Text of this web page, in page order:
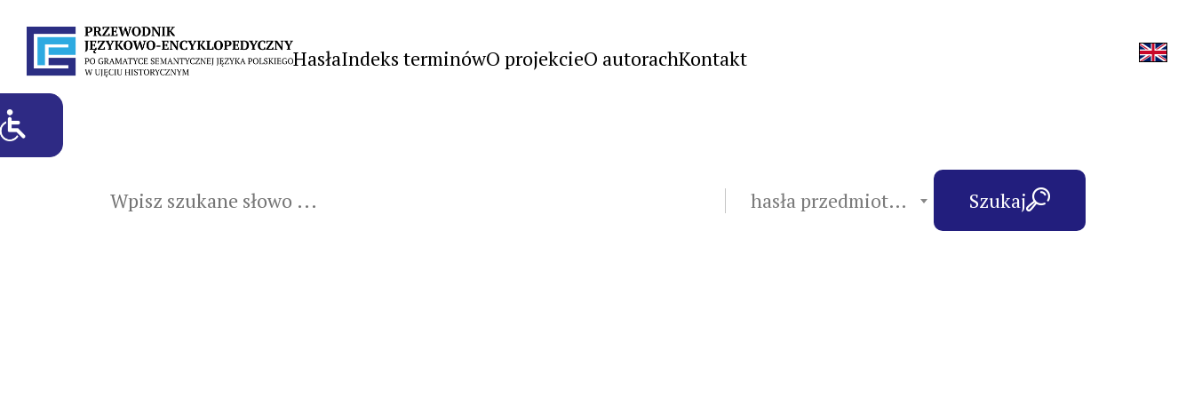
HasłaIndeks terminówO projekcieO autorachKontakt
hasła przedmiotowe Szukaj